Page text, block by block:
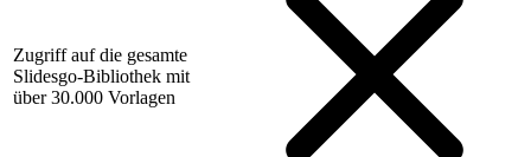
Zugriff auf die gesamte
Slidesgo-Bibliothek mit
über 30.000 Vorlagen